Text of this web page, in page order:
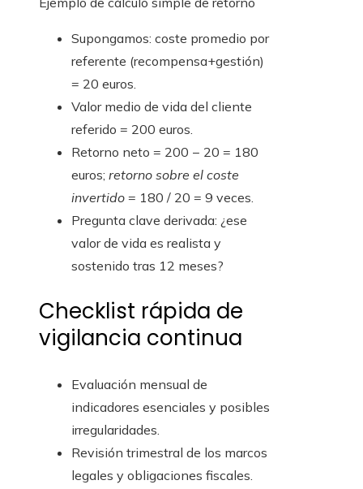
Supongamos: coste promedio por
referente (recompensa+gestión)
= 20 euros.
Valor medio de vida del cliente
referido = 200 euros.
Retorno neto = 200 − 20 = 180
euros; retorno sobre el coste
invertido = 180 / 20 = 9 veces.
Pregunta clave derivada: ¿ese
valor de vida es realista y
sostenido tras 12 meses?
Checklist rápida de
vigilancia continua
Evaluación mensual de
indicadores esenciales y posibles
irregularidades.
Revisión trimestral de los marcos
legales y obligaciones fiscales.